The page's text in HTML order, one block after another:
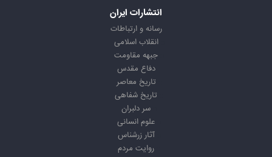
انتشارات ایران
رسانه و ارتباطات
انقلاب اسلامی
جبهه مقاومت
دفاع مقدس
تاریخ معاصر
تاریخ شفاهی
سر دلبران
علوم انسانی
آثار زرشناس
روایت مردم